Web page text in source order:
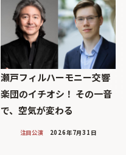
瀬戸フィルハーモニー交響
楽団のイチオシ！ その一音
で、空気が変わる
注目公演 2026年7月31日